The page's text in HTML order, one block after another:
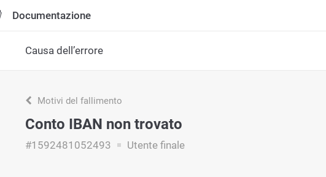
Documentazione
Causa dell’errore
Motivi del fallimento
Conto IBAN non trovato
#1592481052493 Utente finale